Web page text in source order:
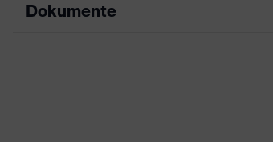
Produktart
Dokumente